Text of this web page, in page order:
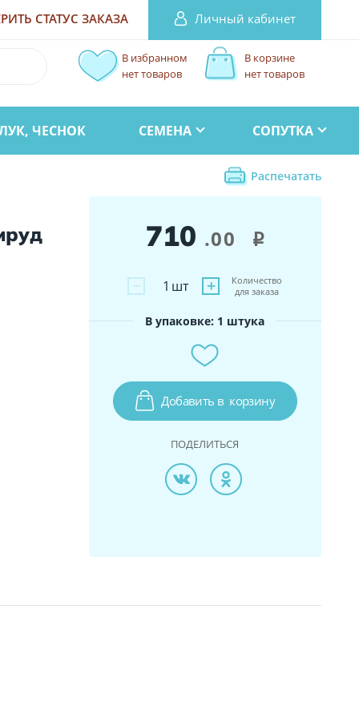
СТАТУС ЗАКАЗА Личный кабинет
В корзине
нет товаров
В избранном
нет товаров
ЧЕСНОК СЕМЕНА СОПУТКА
Распечатать
710 .00 i
− +
1 шт
Количество
для заказа
В упаковке: 1 штука
Добавить в корзину
ПОДЕЛИТЬСЯ